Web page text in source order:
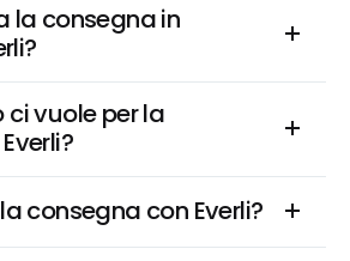
la consegna in
vuole per la
consegna con Everli?